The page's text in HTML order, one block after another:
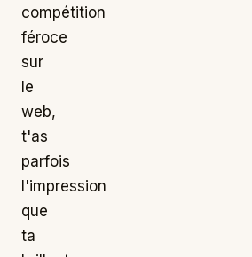
compétition
féroce
sur
le
web,
t'as
parfois
l'impression
que
ta